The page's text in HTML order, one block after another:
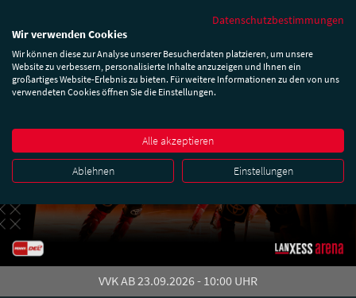
VVK AB 23.09.2026 - 10:00 UHR
Datenschutzbestimmungen
Wir verwenden Cookies
Wir können diese zur Analyse unserer Besucherdaten platzieren, um unsere
Website zu verbessern, personalisierte Inhalte anzuzeigen und Ihnen ein
großartiges Website-Erlebnis zu bieten. Für weitere Informationen zu den von uns
verwendeten Cookies öffnen Sie die Einstellungen.
Alle akzeptieren
Ablehnen Einstellungen